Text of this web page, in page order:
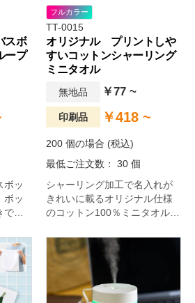
スボ
ープ
ボッ
ボッ
荷
フルカラー
TT-0015
オリジナル プリントしや
すいコットンシャーリング
ミニタオル
無地品 ￥77 ~
印刷品 ￥418 ~
200 個の場合 (税込)
最低ご注文数： 30 個
シャーリング加工で名入れが
きれいに載るオリジナル仕様
のコットン100％ミニタオルで